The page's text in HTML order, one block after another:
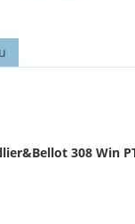
308 Win